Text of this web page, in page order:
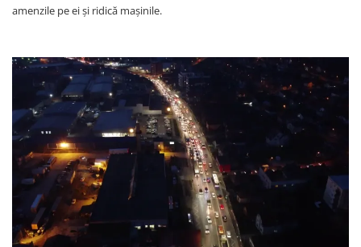
amenzile pe ei și ridică mașinile.